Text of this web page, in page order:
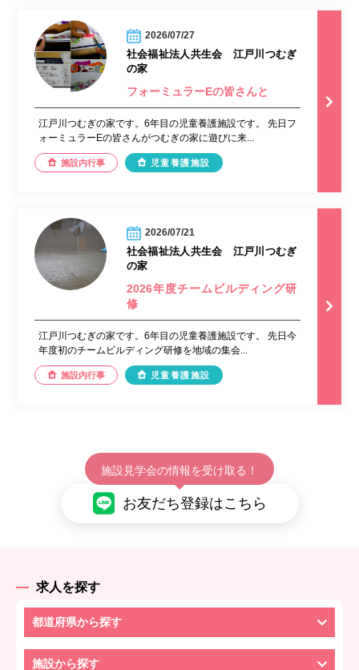
2026/07/27
社会福祉法人共生会 江戸川つむぎ
の家
フォーミュラーEの皆さんと
江戸川つむぎの家です。6年目の児童養護施設です。 先日フ
ォーミュラーEの皆さんがつむぎの家に遊びに来...
施設内行事 児童養護施設
2026/07/21
社会福祉法人共生会 江戸川つむぎ
の家
2026年度チームビルディング研
修
江戸川つむぎの家です。6年目の児童養護施設です。 先日今
年度初のチームビルディング研修を地域の集会...
施設内行事 児童養護施設
施設見学会の情報を受け取る！
お友だち登録はこちら
求人を探す
都道府県から探す
施設から探す